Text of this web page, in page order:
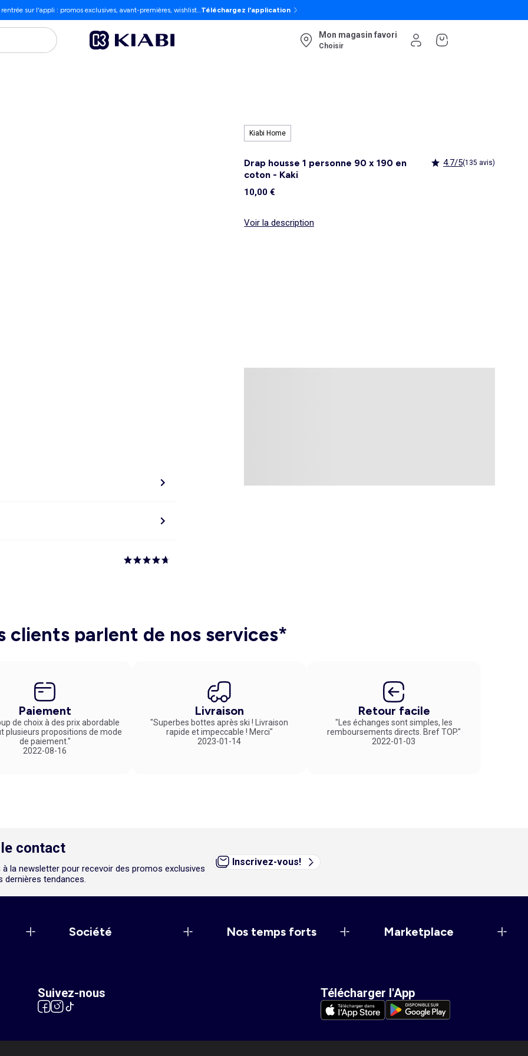
rentrée sur l'appli : promos exclusives, avant-premières, wishlist…Téléchargez l'application
Mon magasin favori
Choisir
Kiabi Home
Drap housse 1 personne 90 x 190 en
coton - Kaki
4.7/5(135 avis)
10,00 €
Voir la description
clients parlent de nos services*
Paiement
de choix à des prix abordable
plusieurs propositions de mode
de paiement."
2022-08-16
Livraison
"Superbes bottes après ski ! Livraison
rapide et impeccable ! Merci"
2023-01-14
Retour facile
"Les échanges sont simples, les
remboursements directs. Bref TOP."
2022-01-03
contact
la newsletter pour recevoir des promos exclusives
dernières tendances.
Inscrivez-vous!
Société Nos temps forts Marketplace
Suivez-nous Télécharger l'App